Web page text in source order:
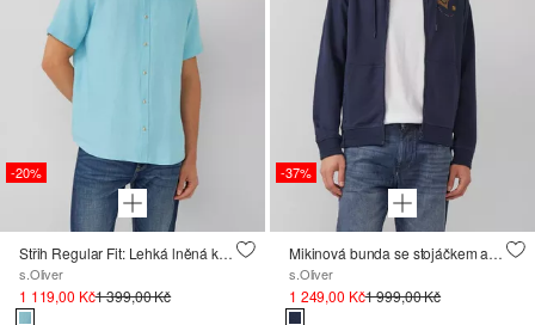
-20%
Střih Regular Fit: Lehká lněná košile s límečkem kent
s.Oliver
1 119,00 Kč1 399,00 Kč
-37%
Mikinová bunda se stojáčkem a kapucí
s.Oliver
1 249,00 Kč1 999,00 Kč